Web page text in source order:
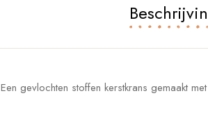
Een gevlochten stoffen kerstkrans gemaakt